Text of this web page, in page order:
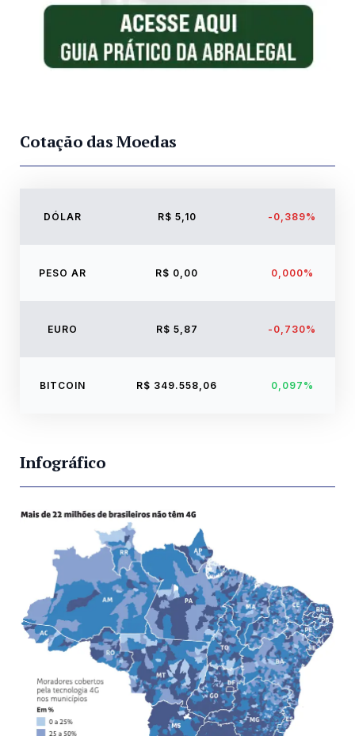
Cotação das Moedas
DÓLAR R$ 5,10 -0,389%
PESO AR R$ 0,00 0,000%
EURO R$ 5,87 -0,730%
BITCOIN R$ 349.558,06 0,097%
Infográfico